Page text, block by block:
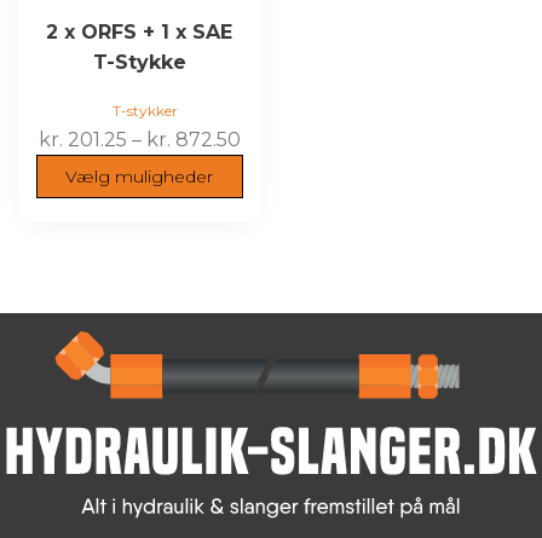
2 x ORFS + 1 x SAE
T-Stykke
T-stykker
kr. 201.25 – kr. 872.50Prisinterval:
til
Vælg muligheder
varesiden